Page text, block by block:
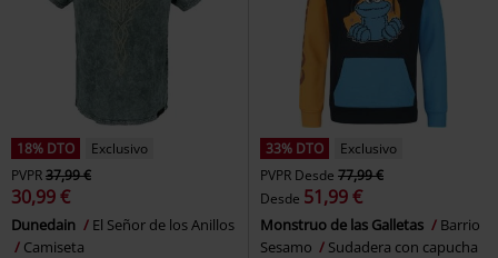
18% DTO
Exclusivo
PVPR37,99 €
30,99 €
Dunedain
El Señor de los Anillos
Camiseta
33% DTO
Exclusivo
PVPR Desde 77,99 €
Desde 51,99 €
Monstruo de las Galletas
Barrio
Sesamo
Sudadera con capucha